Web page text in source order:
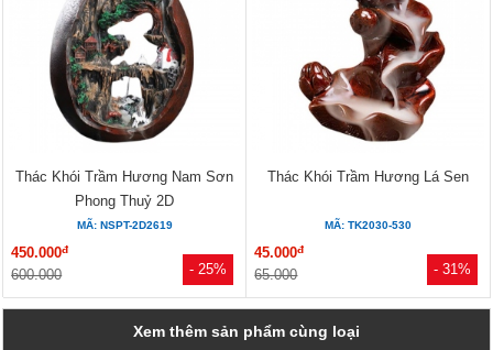
- 25%
Thác Khói Trầm Hương Nam Sơn
Phong Thuỷ 2D
MÃ: NSPT-2D2619
450.000đ
600.000 - 31%
Thác Khói Trầm Hương Lá Sen
MÃ: TK2030-530
45.000đ
65.000
Xem thêm sản phẩm cùng loại